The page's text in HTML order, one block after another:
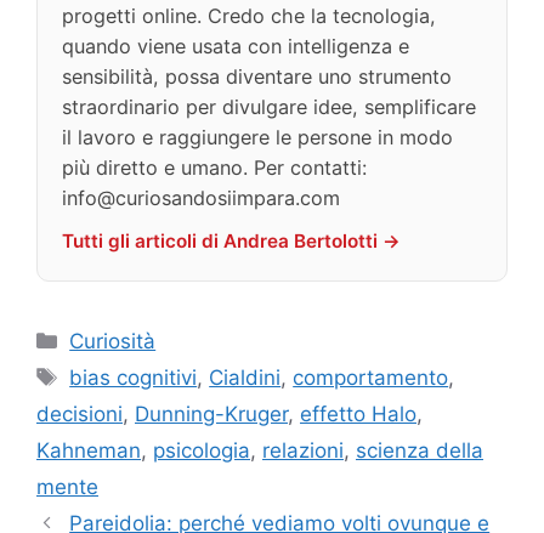
progetti online. Credo che la tecnologia,
quando viene usata con intelligenza e
sensibilità, possa diventare uno strumento
straordinario per divulgare idee, semplificare
il lavoro e raggiungere le persone in modo
più diretto e umano. Per contatti:
info@curiosandosiimpara.com
Tutti gli articoli di Andrea Bertolotti →
Categorie
Curiosità
Tag
bias cognitivi, Cialdini, comportamento,
decisioni, Dunning-Kruger, effetto Halo,
Kahneman, psicologia, relazioni, scienza della
mente
Pareidolia: perché vediamo volti ovunque e